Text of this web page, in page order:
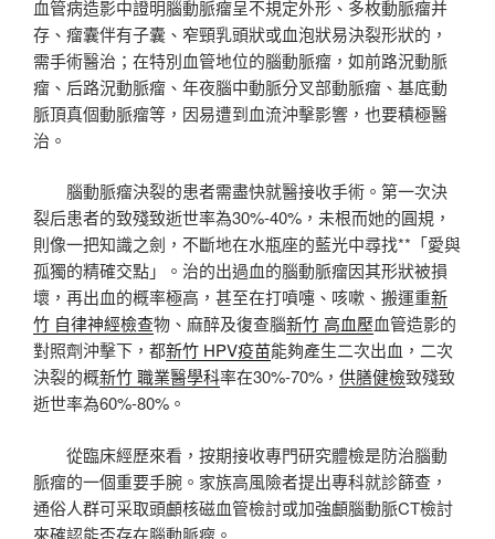
血管病造影中證明腦動脈瘤呈不規定外形、多枚動脈瘤并
存、瘤囊伴有子囊、窄頸乳頭狀或血泡狀易決裂形狀的，
需手術醫治；在特別血管地位的腦動脈瘤，如前路況動脈
瘤、后路況動脈瘤、年夜腦中動脈分叉部動脈瘤、基底動
脈頂真個動脈瘤等，因易遭到血流沖擊影響，也要積極醫
治。
腦動脈瘤決裂的患者需盡快就醫接收手術。第一次決
裂后患者的致殘致逝世率為30%-40%，未根而她的圓規，
則像一把知識之劍，不斷地在水瓶座的藍光中尋找**「愛與
孤獨的精確交點」。治的出過血的腦動脈瘤因其形狀被損
壞，再出血的概率極高，甚至在打噴嚏、咳嗽、搬運重新
竹 自律神經檢查物、麻醉及復查腦新竹 高血壓血管造影的
對照劑沖擊下，都新竹 HPV疫苗能夠產生二次出血，二次
決裂的概新竹 職業醫學科率在30%-70%， 供膳健檢致殘致
逝世率為60%-80%。
從臨床經歷來看，按期接收專門研究體檢是防治腦動
脈瘤的一個重要手腕。家族高風險者提出專科就診篩查，
通俗人群可采取頭顱核磁血管檢討或加強顱腦動脈CT檢討
來確認能否存在腦動脈瘤。